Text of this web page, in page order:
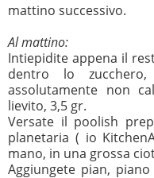
mattino successivo.
Al mattino:
Intiepidite appena il
dentro lo
assolutamente non
lievito, 3,5 gr.
Versate il poolish
planetaria ( io
mano, in una grossa
Aggiungete pian,